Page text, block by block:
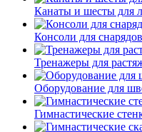
Канаты и шесты для
Консоли для снарядов
Тренажеры для
Оборудование для
Гимнастические